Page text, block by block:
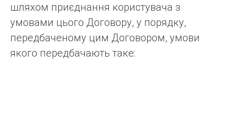
шляхом приєднання користувача з
умовами цього Договору, у порядку,
передбаченому цим Договором, умови
якого передбачають таке: